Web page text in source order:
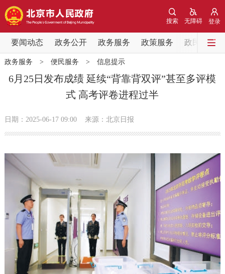
登录
无障碍
搜索
要闻动态 政务公开 政务服务 政策服务 政民互动
要闻动态
党中央精神 国务院信息
会议信息
市领导 政策服务
政策兑现 政策解读 回应关切
决策公开 专题公开
政务服务
政务服务 > 便民服务 > 信息提示
6月25日发布成绩 延续“背靠背双评”甚至多评模
式 高考评卷进程过半
日期：2025-06-17 09:00 来源：北京日报